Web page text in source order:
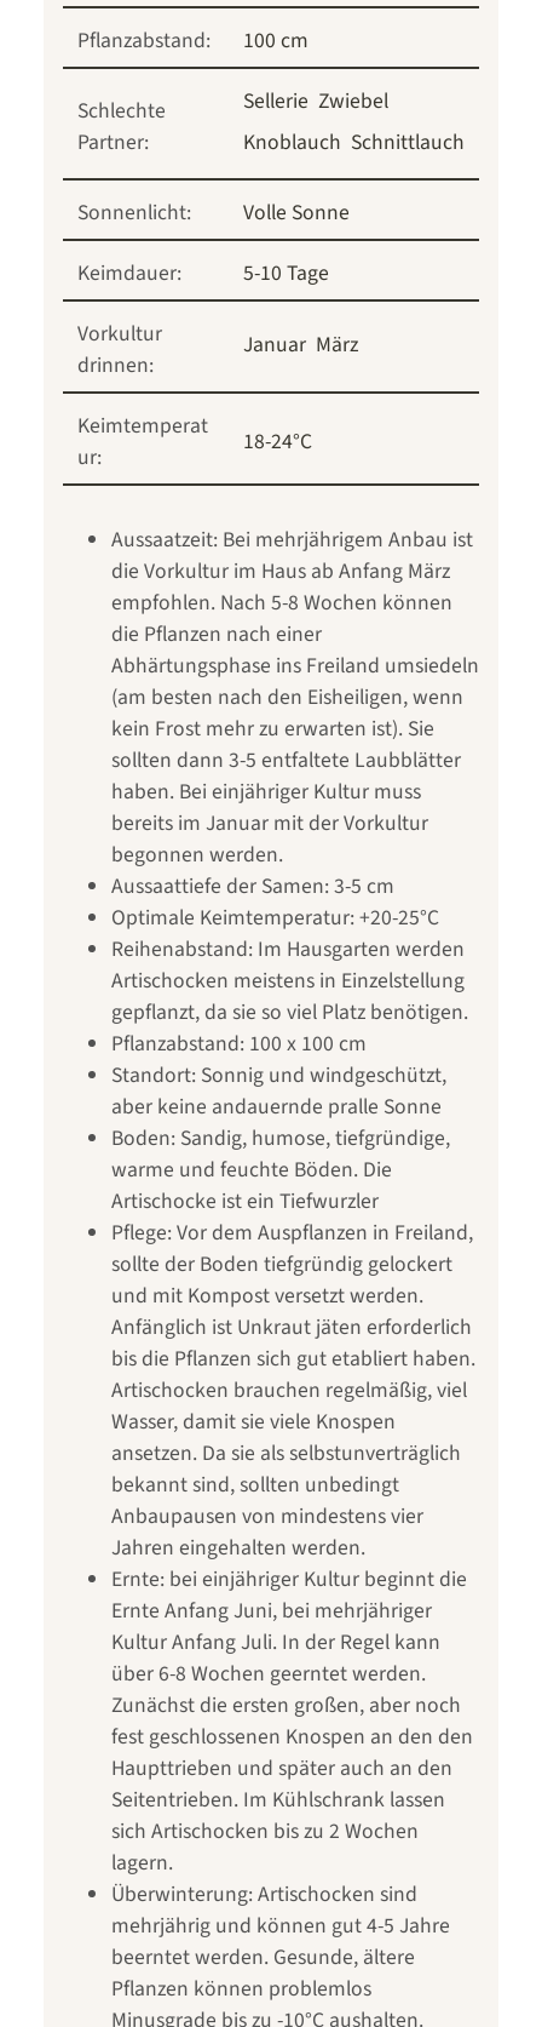
Pflanzabstand: 100 cm
Schlechte
Partner:
Sellerie Zwiebel
Knoblauch Schnittlauch
Sonnenlicht:
Volle Sonne
Keimdauer:
5-10 Tage
Vorkultur
drinnen:
Januar März
Keimtemperat
ur:
18-24°C
Aussaatzeit: Bei mehrjährigem Anbau ist
die Vorkultur im Haus ab Anfang März
empfohlen. Nach 5-8 Wochen können
die Pflanzen nach einer
Abhärtungsphase ins Freiland umsiedeln
(am besten nach den Eisheiligen, wenn
kein Frost mehr zu erwarten ist). Sie
sollten dann 3-5 entfaltete Laubblätter
haben. Bei einjähriger Kultur muss
bereits im Januar mit der Vorkultur
begonnen werden.
Aussaattiefe der Samen: 3-5 cm
Optimale Keimtemperatur: +20-25°C
Reihenabstand: Im Hausgarten werden
Artischocken meistens in Einzelstellung
gepflanzt, da sie so viel Platz benötigen.
Pflanzabstand: 100 x 100 cm
Standort: Sonnig und windgeschützt,
aber keine andauernde pralle Sonne
Boden: Sandig, humose, tiefgründige,
warme und feuchte Böden. Die
Artischocke ist ein Tiefwurzler
Pflege: Vor dem Auspflanzen in Freiland,
sollte der Boden tiefgründig gelockert
und mit Kompost versetzt werden.
Anfänglich ist Unkraut jäten erforderlich
bis die Pflanzen sich gut etabliert haben.
Artischocken brauchen regelmäßig, viel
Wasser, damit sie viele Knospen
ansetzen. Da sie als selbstunverträglich
bekannt sind, sollten unbedingt
Anbaupausen von mindestens vier
Jahren eingehalten werden.
Ernte: bei einjähriger Kultur beginnt die
Ernte Anfang Juni, bei mehrjähriger
Kultur Anfang Juli. In der Regel kann
über 6-8 Wochen geerntet werden.
Zunächst die ersten großen, aber noch
fest geschlossenen Knospen an den den
Haupttrieben und später auch an den
Seitentrieben. Im Kühlschrank lassen
sich Artischocken bis zu 2 Wochen
lagern.
Überwinterung: Artischocken sind
mehrjährig und können gut 4-5 Jahre
beerntet werden. Gesunde, ältere
Pflanzen können problemlos
Minusgrade bis zu -10°C aushalten.